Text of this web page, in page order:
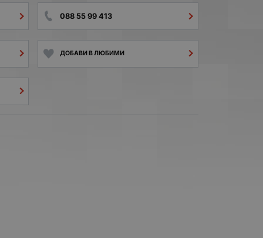
088 55 99 413
ДОБАВИ В ЛЮБИМИ